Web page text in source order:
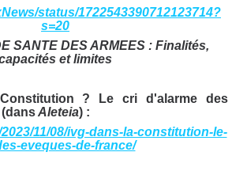
status/1722543390712123714?
s=20
? Le cri d'alarme des
Aleteia) :
11/08/ivg-dans-la-constitution-le-
eveques-de-france/